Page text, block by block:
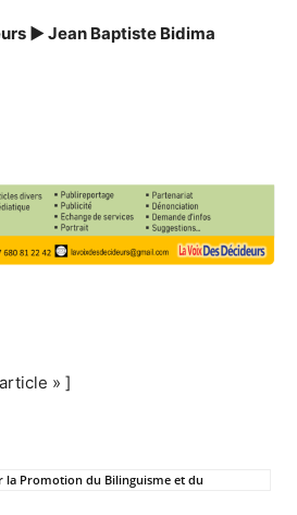
► Jean Baptiste Bidima
» ]
la Promotion du Bilinguisme et du